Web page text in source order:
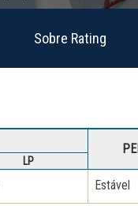
Sobre Rating
LP
Estável